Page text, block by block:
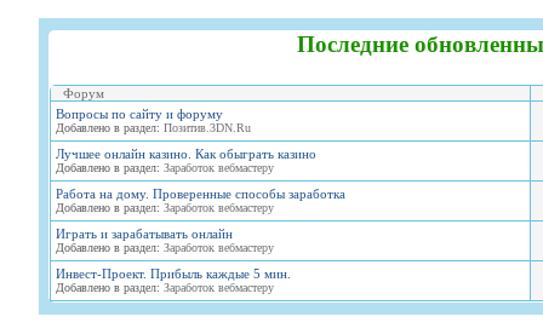
Последние
Форум
Вопросы по сайту и форуму
Добавлено в раздел: Позитив.3DN.Ru
Лучшее онлайн казино. Как обыграть казино
Добавлено в раздел: Заработок вебмастеру
Работа на дому. Проверенные способы заработка
Добавлено в раздел: Заработок вебмастеру
Играть и зарабатывать онлайн
Добавлено в раздел: Заработок вебмастеру
Инвест-Проект. Прибыль каждые 5 мин.
Добавлено в раздел: Заработок вебмастеру